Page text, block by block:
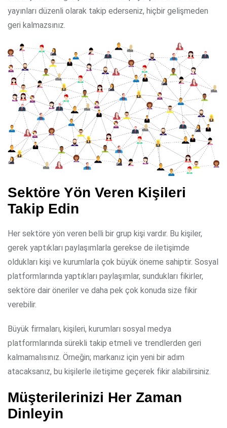
yayınları düzenli olarak takip ederseniz, hiçbir gelişmeden
geri kalmazsınız.
Sektöre Yön Veren Kişileri
Takip Edin
Her sektöre yön veren belli bir grup kişi vardır. Bu kişiler,
gerek yaptıkları paylaşımlarla gerekse de iletişimde
oldukları kişi ve kurumlarla çok büyük öneme sahiptir. Sosyal
platformlarında yaptıkları paylaşımlar, sundukları fikirler,
sektöre dair öneriler ve daha pek çok konuda size fikir
verebilir.
Büyük firmaları, kişileri, kurumları sosyal medya
platformlarında sürekli takip etmeli ve trendlerden geri
kalmamalısınız. Örneğin; markanız için yeni bir adım
atacaksanız, bu kişilerle iletişime geçerek fikir alabilirsiniz.
Müşterilerinizi Her Zaman
Dinleyin